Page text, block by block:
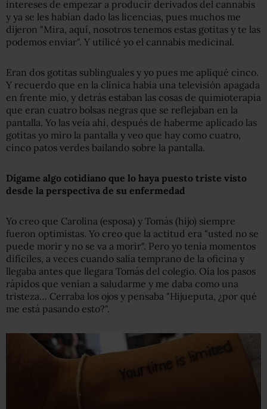
intereses de empezar a producir derivados del cannabis
y ya se les habían dado las licencias, pues muchos me
dijeron "Mira, aquí, nosotros tenemos estas gotitas y te las
podemos enviar". Y utilicé yo el cannabis medicinal.
Eran dos gotitas sublinguales y yo pues me apliqué cinco.
Y recuerdo que en la clínica había una televisión apagada
en frente mío, y detrás estaban las cosas de quimioterapia
que eran cuatro bolsas negras que se reflejaban en la
pantalla. Yo las veía ahí, después de haberme aplicado las
gotitas yo miro la pantalla y veo que hay como cuatro,
cinco patos verdes bailando sobre la pantalla.
Dígame algo cotidiano que lo haya puesto triste visto
desde la perspectiva de su enfermedad
Yo creo que Carolina (esposa) y Tomás (hijo) siempre
fueron optimistas. Yo creo que la actitud era "usted no se
puede morir y no se va a morir". Pero yo tenía momentos
difíciles, a veces cuando salía temprano de la oficina y
llegaba antes que llegara Tomás del colegio. Oía los pasos
rápidos que venían a saludarme y me daba como una
tristeza… Cerraba los ojos y pensaba "Hijueputa, ¿por qué
me está pasando esto?".